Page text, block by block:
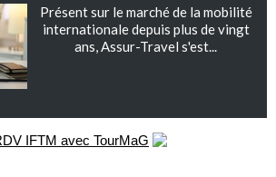
Présent sur le marché de la mobilité
internationale depuis plus de vingt
ans, Assur-Travel s'est...